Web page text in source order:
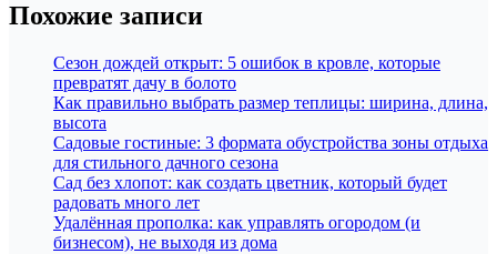
Похожие записи
Сезон дождей открыт: 5 ошибок в кровле, которые
превратят дачу в болото
Как правильно выбрать размер теплицы: ширина, длина,
высота
Садовые гостиные: 3 формата обустройства зоны отдыха
для стильного дачного сезона
Сад без хлопот: как создать цветник, который будет
радовать много лет
Удалённая прополка: как управлять огородом (и
бизнесом), не выходя из дома